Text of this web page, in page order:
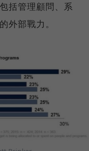
括管理顧問、系
外部戰力。